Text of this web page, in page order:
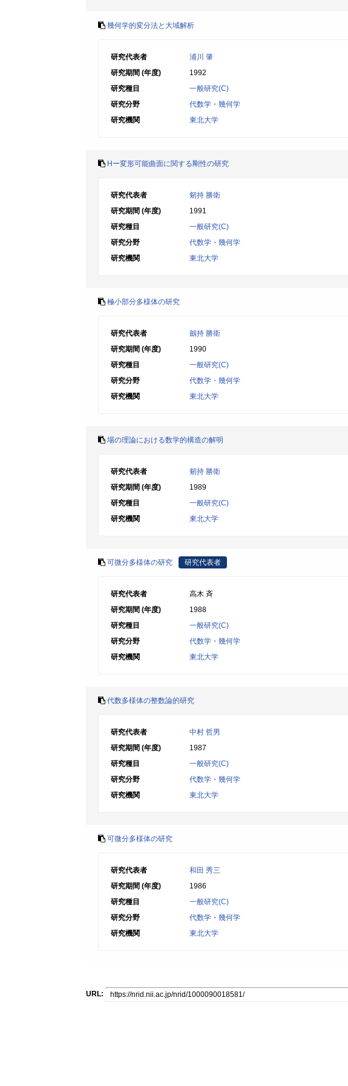
幾何学的変分法と大域解析
研究代表者
浦川 肇
研究期間 (年度)
1992
研究種目
一般研究(C)
研究分野
代数学・幾何学
研究機関
東北大学
Hー変形可能曲面に関する剛性の研究
研究代表者
剱持 勝衛
研究期間 (年度)
1991
研究種目
一般研究(C)
研究分野
代数学・幾何学
研究機関
東北大学
極小部分多様体の研究
研究代表者
劔持 勝衛
研究期間 (年度)
1990
研究種目
一般研究(C)
研究分野
代数学・幾何学
研究機関
東北大学
場の理論における数学的構造の解明
研究代表者
剱持 勝衛
研究期間 (年度)
1989
研究種目
一般研究(C)
研究機関
東北大学
可微分多様体の研究 研究代表者
研究代表者
高木 斉
研究期間 (年度)
1988
研究種目
一般研究(C)
研究分野
代数学・幾何学
研究機関
東北大学
代数多様体の整数論的研究
研究代表者
中村 哲男
研究期間 (年度)
1987
研究種目
一般研究(C)
研究分野
代数学・幾何学
研究機関
東北大学
可微分多様体の研究
研究代表者
和田 秀三
研究期間 (年度)
1986
研究種目
一般研究(C)
研究分野
代数学・幾何学
研究機関
東北大学
URL: